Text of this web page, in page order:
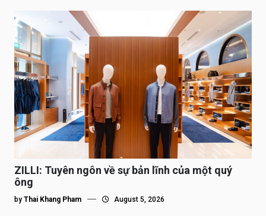
ZILLI: Tuyên ngôn về sự bản lĩnh của một quý
ông
by Thai Khang Pham August 5, 2026